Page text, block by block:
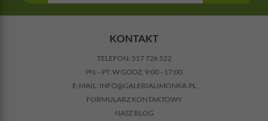
KONTAKT
TELEFON: 517 726 522
PN. - PT. W GODZ. 9:00 - 17:00
E-MAIL: INFO@GALERIALIMONKA.PL
FORMULARZ KONTAKTOWY
NASZ BLOG